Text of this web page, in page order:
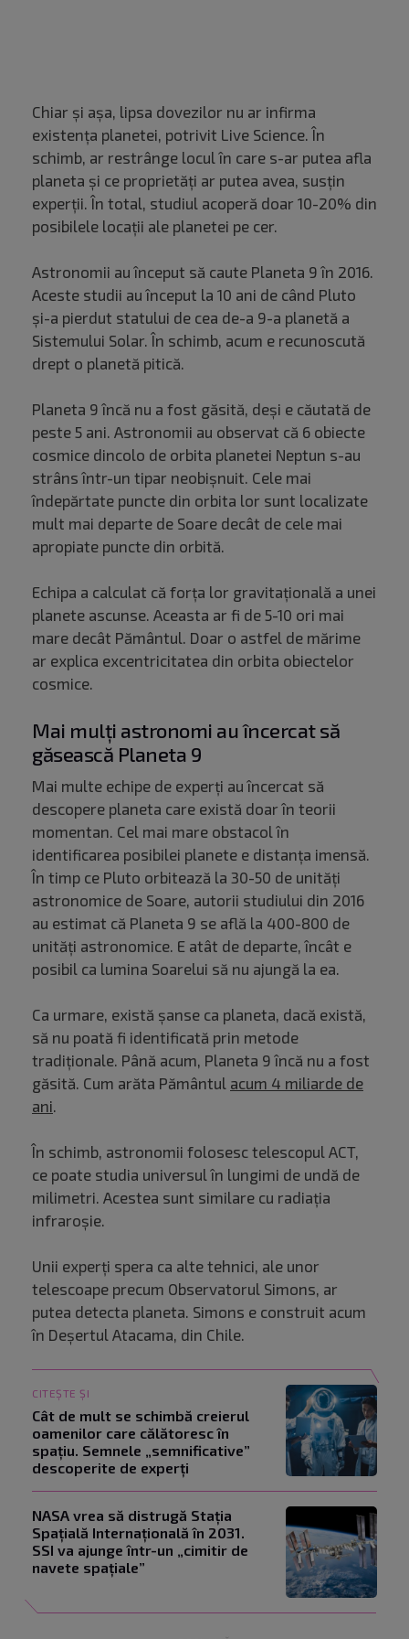
Chiar și așa, lipsa dovezilor nu ar infirma
existența planetei, potrivit Live Science. În
schimb, ar restrânge locul în care s-ar putea afla
planeta și ce proprietăți ar putea avea, susțin
experții. În total, studiul acoperă doar 10-20% din
posibilele locații ale planetei pe cer.
Astronomii au început să caute Planeta 9 în 2016.
Aceste studii au început la 10 ani de când Pluto
și-a pierdut statului de cea de-a 9-a planetă a
Sistemului Solar. În schimb, acum e recunoscută
drept o planetă pitică.
Planeta 9 încă nu a fost găsită, deși e căutată de
peste 5 ani. Astronomii au observat că 6 obiecte
cosmice dincolo de orbita planetei Neptun s-au
strâns într-un tipar neobișnuit. Cele mai
îndepărtate puncte din orbita lor sunt localizate
mult mai departe de Soare decât de cele mai
apropiate puncte din orbită.
Echipa a calculat că forța lor gravitațională a unei
planete ascunse. Aceasta ar fi de 5-10 ori mai
mare decât Pământul. Doar o astfel de mărime
ar explica excentricitatea din orbita obiectelor
cosmice.
Mai mulți astronomi au încercat să
găsească Planeta 9
Mai multe echipe de experți au încercat să
descopere planeta care există doar în teorii
momentan. Cel mai mare obstacol în
identificarea posibilei planete e distanța imensă.
În timp ce Pluto orbitează la 30-50 de unități
astronomice de Soare, autorii studiului din 2016
au estimat că Planeta 9 se află la 400-800 de
unități astronomice. E atât de departe, încât e
posibil ca lumina Soarelui să nu ajungă la ea.
Ca urmare, există șanse ca planeta, dacă există,
să nu poată fi identificată prin metode
tradiționale. Până acum, Planeta 9 încă nu a fost
găsită. Cum arăta Pământul acum 4 miliarde de
ani.
În schimb, astronomii folosesc telescopul ACT,
ce poate studia universul în lungimi de undă de
milimetri. Acestea sunt similare cu radiația
infraroșie.
Unii experți spera ca alte tehnici, ale unor
telescoape precum Observatorul Simons, ar
putea detecta planeta. Simons e construit acum
în Deșertul Atacama, din Chile.
CITEȘTE ȘI
Cât de mult se schimbă creierul
oamenilor care călătoresc în
spațiu. Semnele „semnificative”
descoperite de experți
NASA vrea să distrugă Stația
Spațială Internațională în 2031.
SSI va ajunge într-un „cimitir de
navete spațiale”